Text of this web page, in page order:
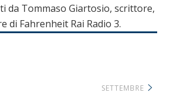
da Tommaso Giartosio, scrittore,
di Fahrenheit Rai Radio 3.
SETTEMBRE